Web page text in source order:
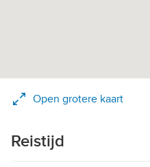
Open grotere kaart
Reistijd